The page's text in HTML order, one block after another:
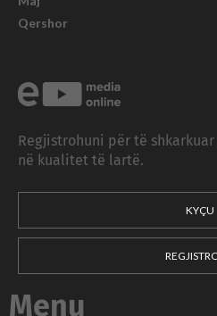
Qershor
Regjistrohuni për të
në kualitet të lartë.
KYÇU
Menu